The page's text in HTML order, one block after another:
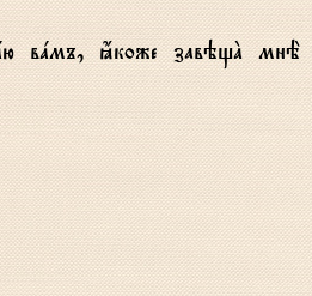
вaмъ, ћкоже завэщA мнЁ